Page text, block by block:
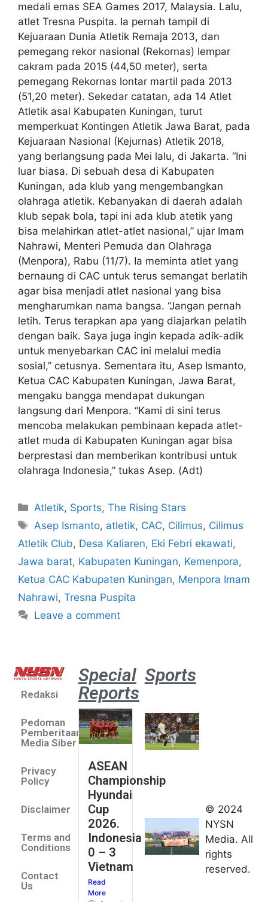
medali emas SEA Games 2017, Malaysia. Lalu,
atlet Tresna Puspita. Ia pernah tampil di
Kejuaraan Dunia Atletik Remaja 2013, dan
pemegang rekor nasional (Rekornas) lempar
cakram pada 2015 (44,50 meter), serta
pemegang Rekornas lontar martil pada 2013
(51,20 meter). Sekedar catatan, ada 14 Atlet
Atletik asal Kabupaten Kuningan, turut
memperkuat Kontingen Atletik Jawa Barat, pada
Kejuaraan Nasional (Kejurnas) Atletik 2018,
yang berlangsung pada Mei lalu, di Jakarta. “Ini
luar biasa. Di sebuah desa di Kabupaten
Kuningan, ada klub yang mengembangkan
olahraga atletik. Kebanyakan di daerah adalah
klub sepak bola, tapi ini ada klub atetik yang
bisa melahirkan atlet-atlet nasional,” ujar Imam
Nahrawi, Menteri Pemuda dan Olahraga
(Menpora), Rabu (11/7). Ia meminta atlet yang
bernaung di CAC untuk terus semangat berlatih
agar bisa menjadi atlet nasional yang bisa
mengharumkan nama bangsa. “Jangan pernah
letih. Terus terapkan apa yang diajarkan pelatih
dengan baik. Saya juga ingin kepada adik-adik
untuk menyebarkan CAC ini melalui media
sosial,” cetusnya. Sementara itu, Asep Ismanto,
Ketua CAC Kabupaten Kuningan, Jawa Barat,
mengaku bangga mendapat dukungan
langsung dari Menpora. “Kami di sini terus
mencoba melakukan pembinaan kepada atlet-
atlet muda di Kabupaten Kuningan agar bisa
berprestasi dan memberikan kontribusi untuk
olahraga Indonesia,” tukas Asep. (Adt)
Atletik, Sports,The Rising Stars
Asep Ismanto, atletik, CAC, Cilimus, Cilimus
Atletik Club, Desa Kaliaren, Eki Febri ekawati,
Jawa barat, Kabupaten Kuningan, Kemenpora,
Ketua CAC Kabupaten Kuningan, Menpora Imam
Nahrawi, Tresna Puspita
Leave a comment
Redaksi
Pedoman
Pemberitaan
Media Siber
Privacy
Policy
Disclaimer
Terms and
Conditions
Contact
Us
Special
Reports
ASEAN
Championship
Hyundai
Cup
2026.
Indonesia
0 – 3
Vietnam
Read
More
Sports
umum
Kejurnas
Panahan
Junior di
Kudus
© 2024
NYSN
Media. All
rights
reserved.